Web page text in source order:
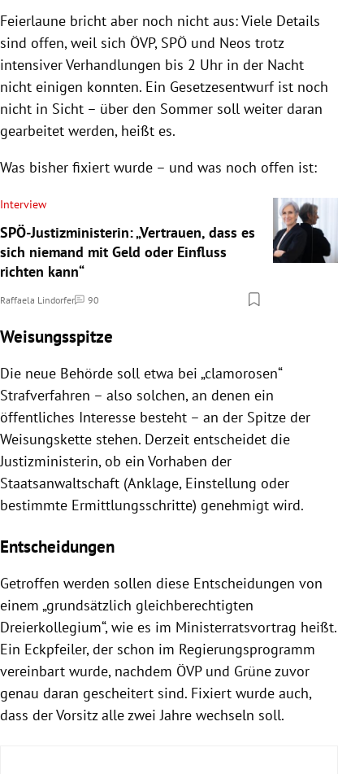
Feierlaune bricht aber noch nicht aus: Viele Details
sind offen, weil sich ÖVP, SPÖ und Neos trotz
intensiver Verhandlungen bis 2 Uhr in der Nacht
nicht einigen konnten. Ein Gesetzesentwurf ist noch
nicht in Sicht – über den Sommer soll weiter daran
gearbeitet werden, heißt es.
Was bisher fixiert wurde – und was noch offen ist:
Interview
SPÖ-Justizministerin: „Vertrauen, dass es
sich niemand mit Geld oder Einfluss
richten kann“
Raffaela Lindorfer 90
Kommentare
Weisungsspitze
Die neue Behörde soll etwa bei „clamorosen“
Strafverfahren – also solchen, an denen ein
öffentliches Interesse besteht – an der Spitze der
Weisungskette stehen. Derzeit entscheidet die
Justizministerin, ob ein Vorhaben der
Staatsanwaltschaft (Anklage, Einstellung oder
bestimmte Ermittlungsschritte) genehmigt wird.
Entscheidungen
Getroffen werden sollen diese Entscheidungen von
einem „grundsätzlich gleichberechtigten
Dreierkollegium“, wie es im Ministerratsvortrag heißt.
Ein Eckpfeiler, der schon im Regierungsprogramm
vereinbart wurde, nachdem ÖVP und Grüne zuvor
genau daran gescheitert sind. Fixiert wurde auch,
dass der Vorsitz alle zwei Jahre wechseln soll.